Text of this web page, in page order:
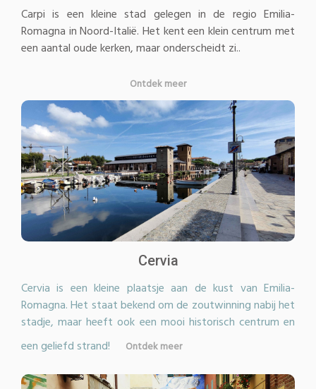
Carpi is een kleine stad gelegen in de regio Emilia-
Romagna in Noord-Italië. Het kent een klein centrum met
een aantal oude kerken, maar onderscheidt zi..
Ontdek meer
Cervia
Cervia is een kleine plaatsje aan de kust van Emilia-
Romagna. Het staat bekend om de zoutwinning nabij het
stadje, maar heeft ook een mooi historisch centrum en
een geliefd strand!
Ontdek meer